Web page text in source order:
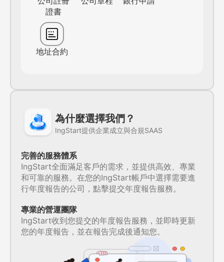
證書
地址合約
為什麼選擇我們？
IngStart提供企業成立與合規SAAS
完善的服務體系
IngStart全面滿足客戶的需求，並提供高效、專業
和可靠的服務。在您的IngStart帳戶中選擇需要進
行年度報告的公司，點擊提交年度報告服務。
專業的營運團隊
IngStart收到您提交的年度報告服務，並即時更新
您的年度報告，並在報告完成後通知您。